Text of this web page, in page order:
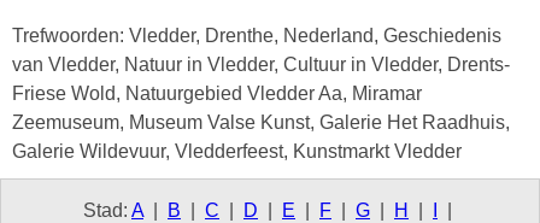
Trefwoorden: Vledder, Drenthe, Nederland, Geschiedenis
van Vledder, Natuur in Vledder, Cultuur in Vledder, Drents-
Friese Wold, Natuurgebied Vledder Aa, Miramar
Zeemuseum, Museum Valse Kunst, Galerie Het Raadhuis,
Galerie Wildevuur, Vledderfeest, Kunstmarkt Vledder
Stad: A B C D E F G H